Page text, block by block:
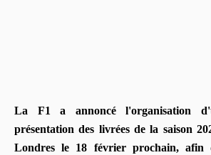
La F1 a annoncé l'organisation
présentation des livrées de la saison
Londres le 18 février prochain, afin